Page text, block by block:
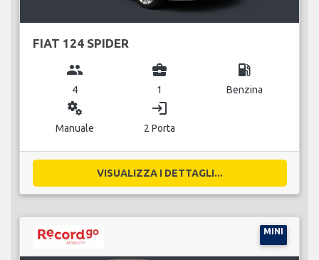
FIAT 124 SPIDER
group
4
business_center
1
local_gas_station
Benzina
miscellaneous_services
Manuale
login
2 Porta
VISUALIZZA I DETTAGLI...
MINI